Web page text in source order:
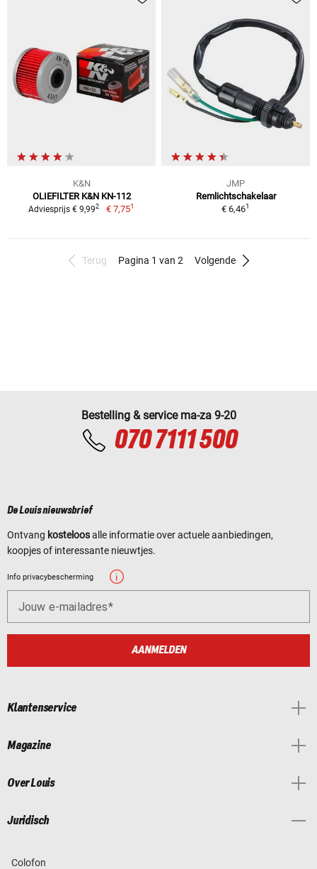
K&N
OLIEFILTER K&N KN-112
Adviesprijs € 9,992 € 7,751
JMP
Remlichtschakelaar
€ 6,461
Terug Pagina 1 van 2 Volgende
Bestelling & service ma-za 9-20
070 7111 500
De Louis nieuwsbrief
Ontvang kosteloosalle informatie over actuele aanbiedingen,
koopjes of interessante nieuwtjes.
Info privacybescherming
Jouw e-mailadres
AANMELDEN
Klantenservice
Magazine
Over Louis
Juridisch
Colofon